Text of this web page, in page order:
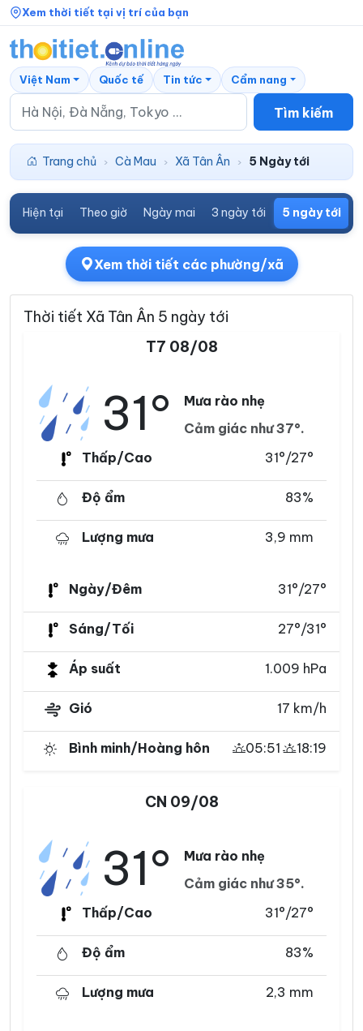
Xem thời tiết tại vị trí của bạn
Tìm kiếm
Việt Nam Quốc tế Tin tức Cẩm nang
Trang chủ › Cà Mau › Xã Tân Ân › 5 Ngày tới
Hiện tại Theo giờ Ngày mai 3 ngày tới 5 ngày tới
Xem thời tiết các phường/xã
Thời tiết Xã Tân Ân 5 ngày tới
T7 08/08
31°
Mưa rào nhẹ
Cảm giác như 37°.
Thấp/Cao
31°/27°
Độ ẩm 83%
Lượng mưa 3,9 mm
Ngày/Đêm 31°/27°
Sáng/Tối 27°/31°
Áp suất 1.009 hPa
Gió 17 km/h
Bình minh/Hoàng hôn 05:51 18:19
CN 09/08
31°
Mưa rào nhẹ
Cảm giác như 35°.
Thấp/Cao
31°/27°
Độ ẩm 83%
Lượng mưa 2,3 mm